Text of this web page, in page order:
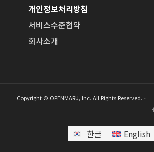
개인정보처리방침
서비스수준협약
회사소개
Copyright © OPENMARU, Inc. All Rights Reserved. -
한글 English